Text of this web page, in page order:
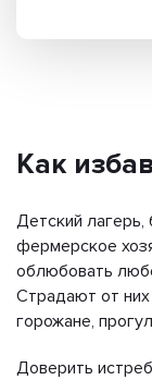
Как
Детский лагерь,
фермерское
облюбовать
Страдают от них
горожане,
Доверить